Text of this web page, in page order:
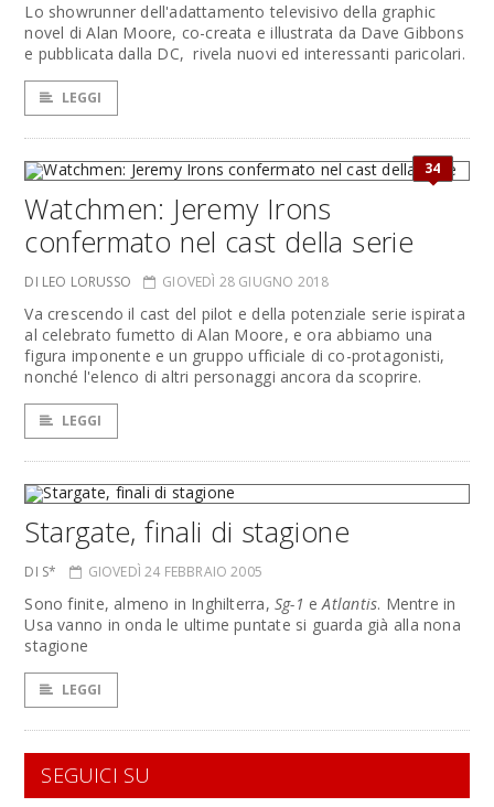
Lo showrunner dell'adattamento televisivo della graphic
novel di Alan Moore, co-creata e illustrata da Dave Gibbons
e pubblicata dalla DC, rivela nuovi ed interessanti paricolari.
LEGGI
34
Watchmen: Jeremy Irons
confermato nel cast della serie
DI LEO LORUSSO GIOVEDÌ 28 GIUGNO 2018
Va crescendo il cast del pilot e della potenziale serie ispirata
al celebrato fumetto di Alan Moore, e ora abbiamo una
figura imponente e un gruppo ufficiale di co-protagonisti,
nonché l'elenco di altri personaggi ancora da scoprire.
LEGGI
Stargate, finali di stagione
DI S* GIOVEDÌ 24 FEBBRAIO 2005
Sono finite, almeno in Inghilterra, Sg-1 eAtlantis. Mentre in
Usa vanno in onda le ultime puntate si guarda già alla nona
stagione
LEGGI
SEGUICI SU